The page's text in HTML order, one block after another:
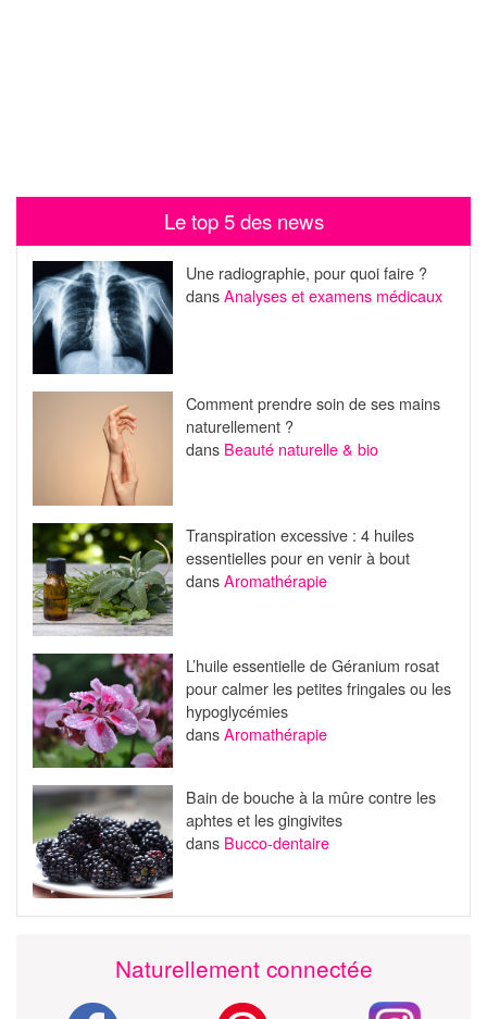
Le top 5 des news
Une radiographie, pour quoi faire ?
dansAnalyses et examens médicaux
Comment prendre soin de ses mains
naturellement ?
dans Beauté naturelle & bio
Transpiration excessive : 4 huiles
essentielles pour en venir à bout
dansAromathérapie
L’huile essentielle de Géranium rosat
pour calmer les petites fringales ou les
hypoglycémies
dansAromathérapie
Bain de bouche à la mûre contre les
aphtes et les gingivites
dans Bucco-dentaire
Naturellement connectée